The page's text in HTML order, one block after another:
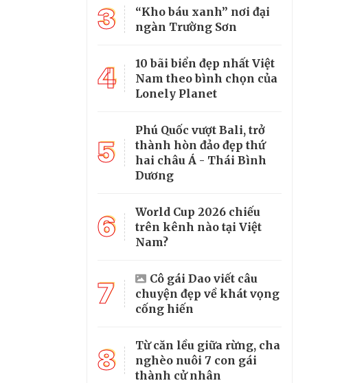
3
“Kho báu xanh” nơi đại
ngàn Trường Sơn
4
10 bãi biển đẹp nhất Việt
Nam theo bình chọn của
Lonely Planet
5
Phú Quốc vượt Bali, trở
thành hòn đảo đẹp thứ
hai châu Á - Thái Bình
Dương
6
World Cup 2026 chiếu
trên kênh nào tại Việt
Nam?
7
Cô gái Dao viết câu
chuyện đẹp về khát vọng
cống hiến
8
Từ căn lều giữa rừng, cha
nghèo nuôi 7 con gái
thành cử nhân